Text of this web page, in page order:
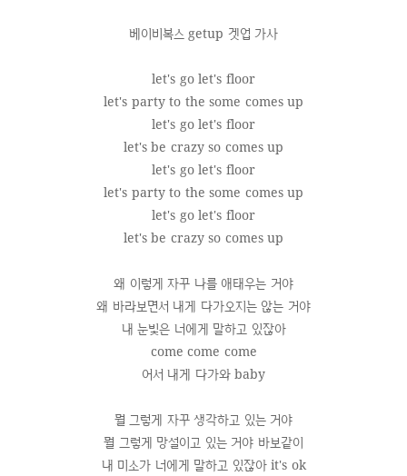
베이비복스 getup 겟업 가사
let's go let's floor
let's party to the some comes up
let's go let's floor
let's be crazy so comes up
let's go let's floor
let's party to the some comes up
let's go let's floor
let's be crazy so comes up
왜 이렇게 자꾸 나를 애태우는 거야
왜 바라보면서 내게 다가오지는 않는 거야
내 눈빛은 너에게 말하고 있잖아
come come come
어서 내게 다가와 baby
뭘 그렇게 자꾸 생각하고 있는 거야
뭘 그렇게 망설이고 있는 거야 바보같이
내 미소가 너에게 말하고 있잖아 it's ok